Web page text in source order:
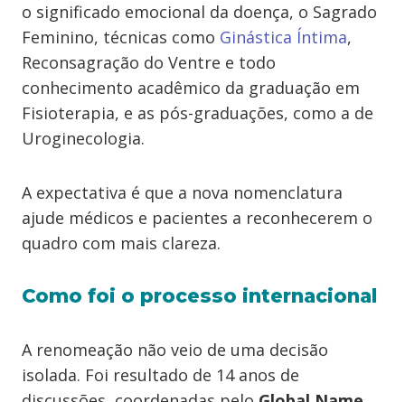
o significado emocional da doença, o Sagrado
Feminino, técnicas como Ginástica Íntima,
Reconsagração do Ventre e todo
conhecimento acadêmico da graduação em
Fisioterapia, e as pós-graduações, como a de
Uroginecologia.
A expectativa é que a nova nomenclatura
ajude médicos e pacientes a reconhecerem o
quadro com mais clareza.
Como foi o processo internacional
A renomeação não veio de uma decisão
isolada. Foi resultado de 14 anos de